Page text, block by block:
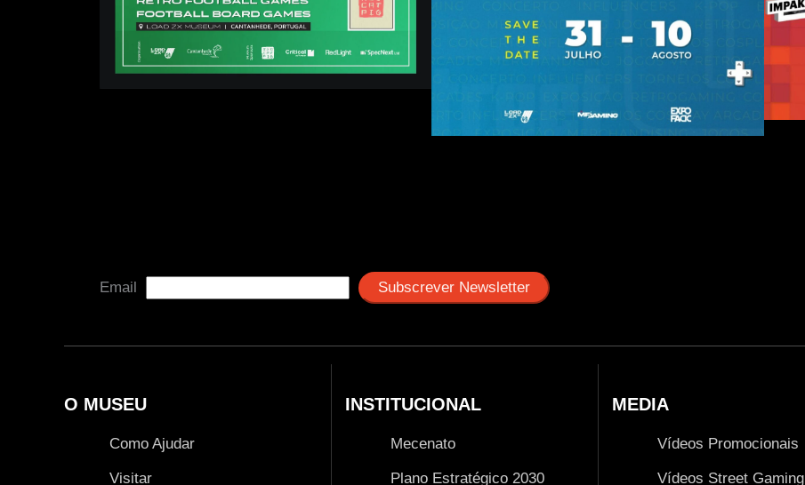
Email
O MUSEU
Como Ajudar
Visitar
INSTITUCIONAL
Mecenato
Plano Estratégico 2030
MEDIA
Vídeos Promocionais
Vídeos Street Gaming